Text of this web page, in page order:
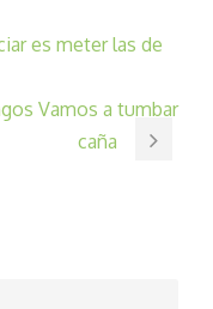
es meter las de
Vamos a tumbar
caña